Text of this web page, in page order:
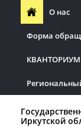
О нас
Форма
Иркутской